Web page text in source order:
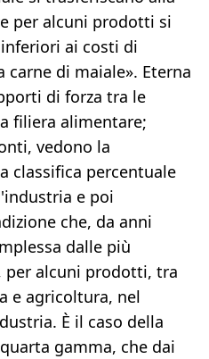
per alcuni prodotti si
ai costi di
di maiale». Eterna
di forza tra le
filiera alimentare;
vedono la
classifica percentuale
e poi
che, da anni
dalle più
alcuni prodotti, tra
e agricoltura, nel
È il caso della
gamma, che dai